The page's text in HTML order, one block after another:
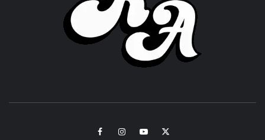
FacebookInstagramYoutubeTwitter